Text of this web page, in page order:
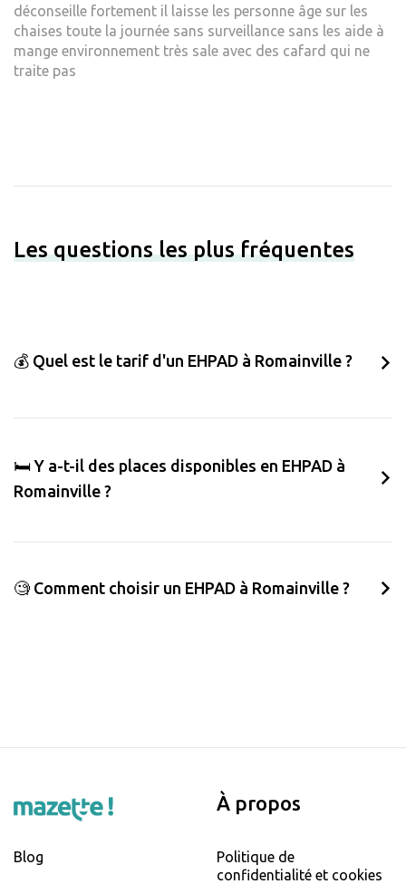
déconseille fortement il laisse les personne âge sur les
chaises toute la journée sans surveillance sans les aide à
mange environnement très sale avec des cafard qui ne
traite pas
Les questions les plus fréquentes
💰 Quel est le tarif d'un EHPAD à Romainville ?
🛏️ Y a-t-il des places disponibles en EHPAD à
Romainville ?
🧐 Comment choisir un EHPAD à Romainville ?
Blog
À propos
Politique de
confidentialité et cookies